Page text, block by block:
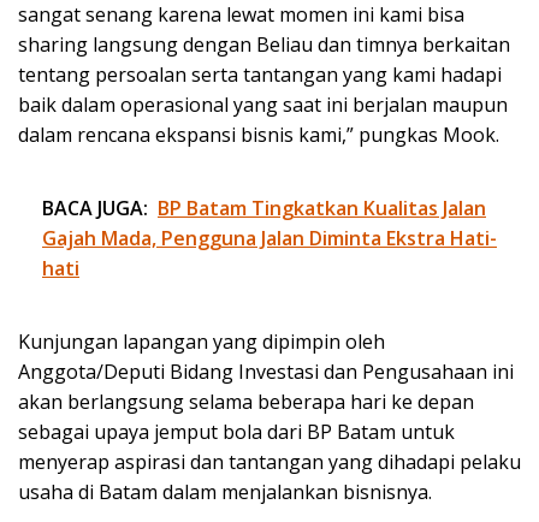
sangat senang karena lewat momen ini kami bisa
sharing langsung dengan Beliau dan timnya berkaitan
tentang persoalan serta tantangan yang kami hadapi
baik dalam operasional yang saat ini berjalan maupun
dalam rencana ekspansi bisnis kami,” pungkas Mook.
BACA JUGA: BP Batam Tingkatkan Kualitas Jalan
Gajah Mada, Pengguna Jalan Diminta Ekstra Hati-
hati
Kunjungan lapangan yang dipimpin oleh
Anggota/Deputi Bidang Investasi dan Pengusahaan ini
akan berlangsung selama beberapa hari ke depan
sebagai upaya jemput bola dari BP Batam untuk
menyerap aspirasi dan tantangan yang dihadapi pelaku
usaha di Batam dalam menjalankan bisnisnya.